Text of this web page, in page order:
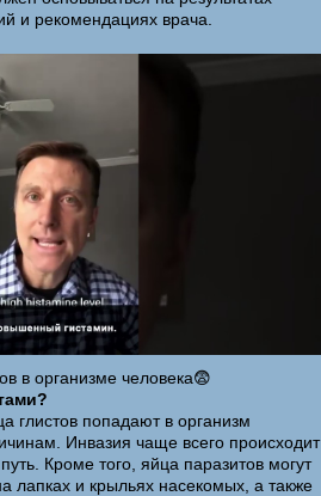
и рекомендациях врача.
в организме человека😨
глистов попадают в организм
Инвазия чаще всего происходит
Кроме того, яйца паразитов могут
лапках и крыльях насекомых, а также